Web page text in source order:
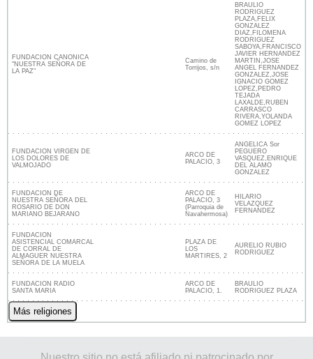
FUNDACION CANONICA
"NUESTRA SEÑORA DE
LA PAZ"
Camino de
Torrijos, s/n
BRAULIO
RODRIGUEZ
PLAZA,FELIX
GONZALEZ
DIAZ,FILOMENA
RODRIGUEZ
SABOYA,FRANCISCO
JAVIER HERNANDEZ
MARTIN,JOSE
ANGEL FERNANDEZ
GONZALEZ,JOSE
IGNACIO GOMEZ
LOPEZ,PEDRO
TEJADA
LAXALDE,RUBEN
CARRASCO
RIVERA,YOLANDA
GOMEZ LOPEZ
FUNDACION VIRGEN DE
LOS DOLORES DE
VALMOJADO
ARCO DE
PALACIO, 3
ANGELICA Sor
PEGUERO
VASQUEZ,ENRIQUE
DEL ALAMO
GONZALEZ
FUNDACION DE
NUESTRA SEÑORA DEL
ROSARIO DE DON
MARIANO BEJARANO
ARCO DE
PALACIO, 3
(Parroquia de
Navahermosa)
HILARIO
VELAZQUEZ
FERNANDEZ
FUNDACION
ASISTENCIAL COMARCAL
DE CORRAL DE
ALMAGUER NUESTRA
SEÑORA DE LA MUELA
PLAZA DE
LOS
MARTIRES, 2
AURELIO RUBIO
RODRIGUEZ
FUNDACION RADIO
SANTA MARIA
ARCO DE
PALACIO, 1.
BRAULIO
RODRIGUEZ PLAZA
Más religiones